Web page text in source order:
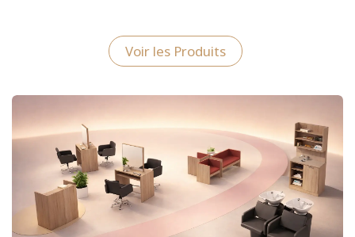
Voir les Produits